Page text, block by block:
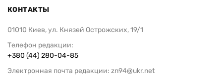
КОНТАКТЫ
01010 Киев, ул. Князей Острожских, 19/1
Телефон редакции:
+380 (44) 280-04-85
Электронная почта редакции: zn94@ukr.net